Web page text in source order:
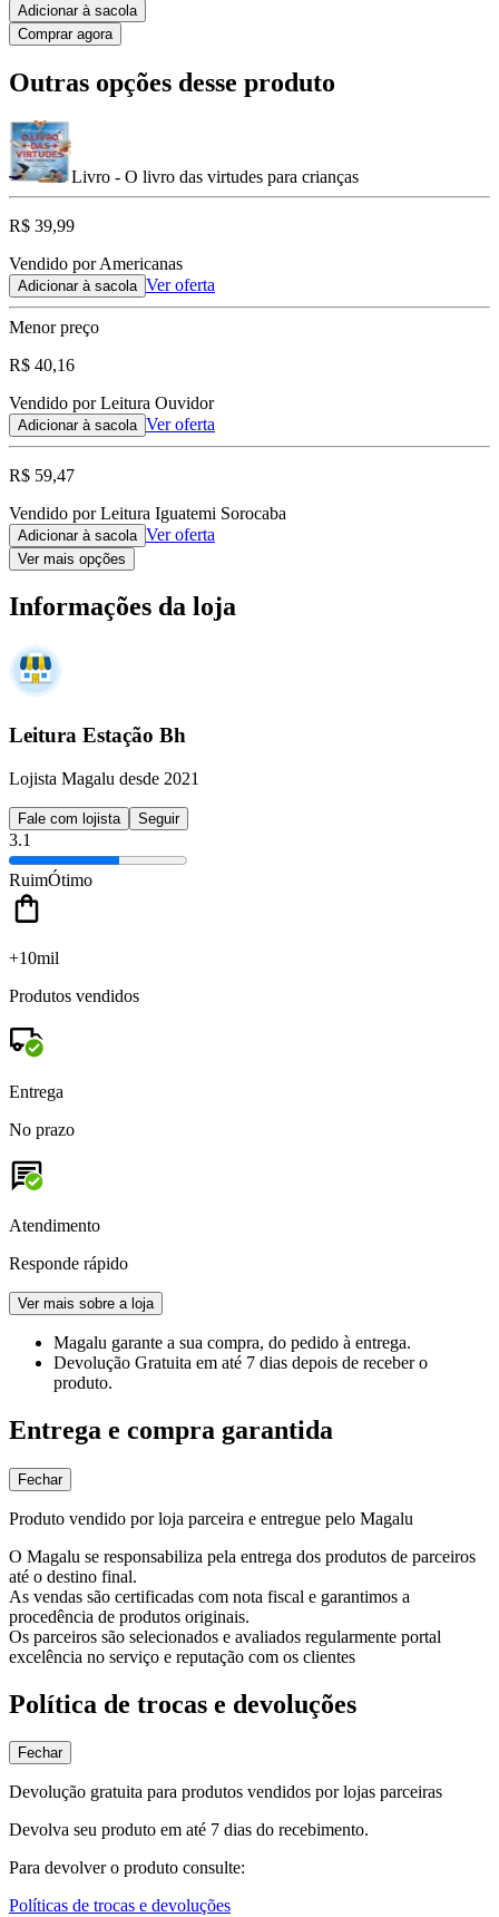
Adicionar à sacola
Comprar agora
Outras opções desse produto
Livro - O livro das virtudes para crianças
R$ 39,99
Vendido por Americanas
Adicionar à sacola Ver oferta
Menor preço
R$ 40,16
Vendido por Leitura Ouvidor
Adicionar à sacola Ver oferta
R$ 59,47
Vendido por Leitura Iguatemi Sorocaba
Adicionar à sacola Ver oferta
Ver mais opções
Informações da loja
Leitura Estação Bh
Lojista Magalu desde 2021
Fale com lojista Seguir
3.1
RuimÓtimo
+10mil
Produtos vendidos
Entrega
No prazo
Atendimento
Responde rápido
Ver mais sobre a loja
Magalu garante a sua compra, do pedido à entrega.
Devolução Gratuita em até 7 dias depois de receber o
produto.
Entrega e compra garantida
Fechar
Produto vendido por loja parceira e entregue pelo Magalu
O Magalu se responsabiliza pela entrega dos produtos de parceiros
até o destino final.
As vendas são certificadas com nota fiscal e garantimos a
procedência de produtos originais.
Os parceiros são selecionados e avaliados regularmente portal
excelência no serviço e reputação com os clientes
Política de trocas e devoluções
Fechar
Devolução gratuita para produtos vendidos por lojas parceiras
Devolva seu produto em até 7 dias do recebimento.
Para devolver o produto consulte:
Políticas de trocas e devoluções